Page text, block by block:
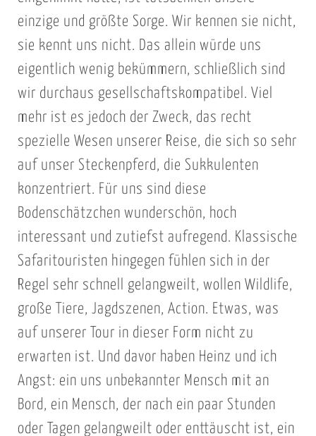
einzige und größte Sorge. Wir kennen sie nicht,
sie kennt uns nicht. Das allein würde uns
eigentlich wenig bekümmern, schließlich sind
wir durchaus gesellschaftskompatibel. Viel
mehr ist es jedoch der Zweck, das recht
spezielle Wesen unserer Reise, die sich so sehr
auf unser Steckenpferd, die Sukkulenten
konzentriert. Für uns sind diese
Bodenschätzchen wunderschön, hoch
interessant und zutiefst aufregend. Klassische
Safaritouristen hingegen fühlen sich in der
Regel sehr schnell gelangweilt, wollen Wildlife,
große Tiere, Jagdszenen, Action. Etwas, was
auf unserer Tour in dieser Form nicht zu
erwarten ist. Und davor haben Heinz und ich
Angst: ein uns unbekannter Mensch mit an
Bord, ein Mensch, der nach ein paar Stunden
oder Tagen gelangweilt oder enttäuscht ist, ein